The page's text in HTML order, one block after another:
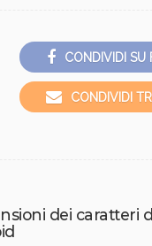
CONDIVIDI SU
CONDIVIDI
dei caratteri